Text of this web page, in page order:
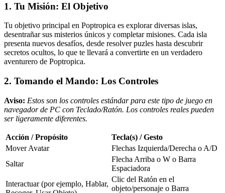
1. Tu Misión: El Objetivo
Tu objetivo principal en Poptropica es explorar diversas islas,
desentrañar sus misterios únicos y completar misiones. Cada isla
presenta nuevos desafíos, desde resolver puzles hasta descubrir
secretos ocultos, lo que te llevará a convertirte en un verdadero
aventurero de Poptropica.
2. Tomando el Mando: Los Controles
Aviso: Estos son los controles estándar para este tipo de juego en
navegador de PC con Teclado/Ratón. Los controles reales pueden
ser ligeramente diferentes.
Acción / Propósito
Tecla(s) / Gesto
Mover Avatar
Flechas Izquierda/Derecha o A/D
Saltar
Flecha Arriba o W o Barra
Espaciadora
Interactuar (por ejemplo, Hablar,
Clic del Ratón en el
objeto/personaje o Barra